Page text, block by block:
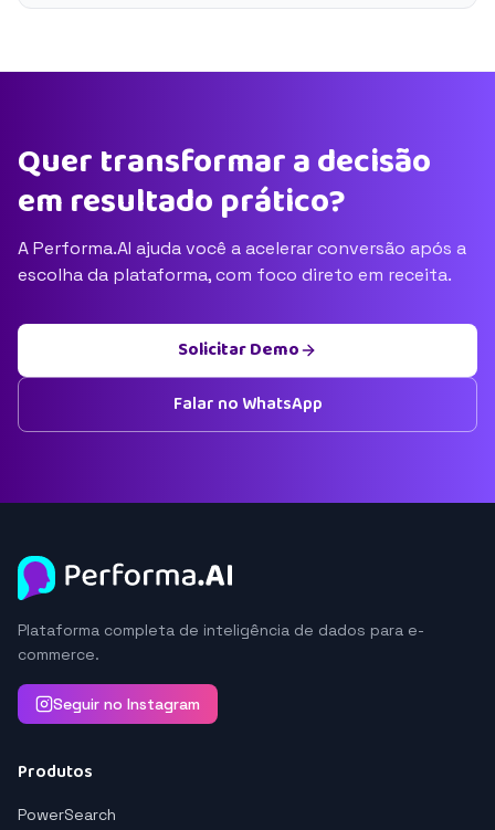
Quer transformar a decisão
em resultado prático?
A Performa.AI ajuda você a acelerar conversão após a
escolha da plataforma, com foco direto em receita.
Solicitar Demo
Falar no WhatsApp
Plataforma completa de inteligência de dados para e-
commerce.
Seguir no Instagram
Produtos
PowerSearch